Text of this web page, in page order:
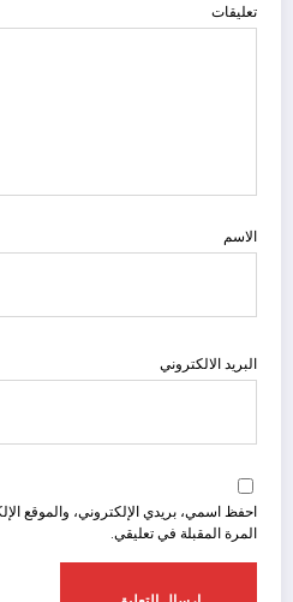
تعليقات
الاسم
البريد الالكتروني
احفظ اسمي، بريدي الإلكتروني، والموقع
المرة المقبلة في تعليقي.